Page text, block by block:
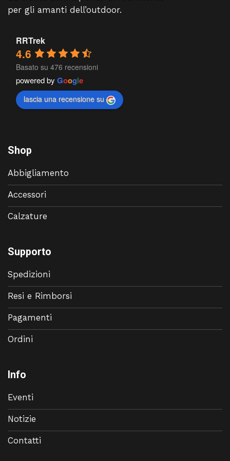
per gli amanti dell’outdoor.
RRTrek
4.6
Basato su 476 recensioni
powered by Google
lascia una recensione su
Shop
Abbigliamento
Accessori
Calzature
Supporto
Spedizioni
Resi e Rimborsi
Pagamenti
Ordini
Info
Eventi
Notizie
Contatti